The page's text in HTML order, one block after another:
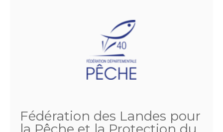
Fédération des Landes pour